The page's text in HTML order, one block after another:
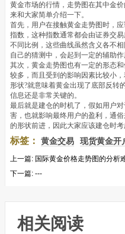
黄金市场的行情，走势图在其中金
来和大家简单介绍一下。
首先，用户在接触黄金走势图时，
指数，这种指数通常都会由证券交
不同比例，这些曲线虽然含义各不
自己的猜测中，会起到一定的辅助作
其次，黄金走势图也有一定的形态
较多，而且受到的影响因素比较小
形状?就意味着黄金出现了底部反转
信息还是非常关键的。
最后就是建仓的时机了，假如用户
害，也就影响最终用户的盈利，通
的形状前进，因此大家应该建仓时考
标签： 黄金交易 现货黄金开
上一篇: 国际黄金价格走势图的分析
下一篇: ---
相关阅读